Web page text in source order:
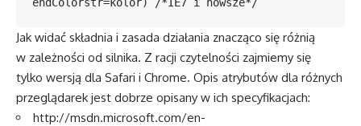
Jak widać składnia i zasada działania znacząco się różnią
w zależności od silnika. Z racji czytelności zajmiemy się
tylko wersją dla Safari i Chrome. Opis atrybutów dla różnych
przeglądarek jest dobrze opisany w ich specyfikacjach:
http://msdn.microsoft.com/en-